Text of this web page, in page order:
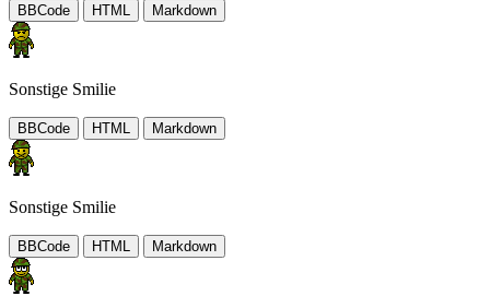
BBCode HTML Markdown
Sonstige Smilie
BBCode HTML Markdown
Sonstige Smilie
BBCode HTML Markdown